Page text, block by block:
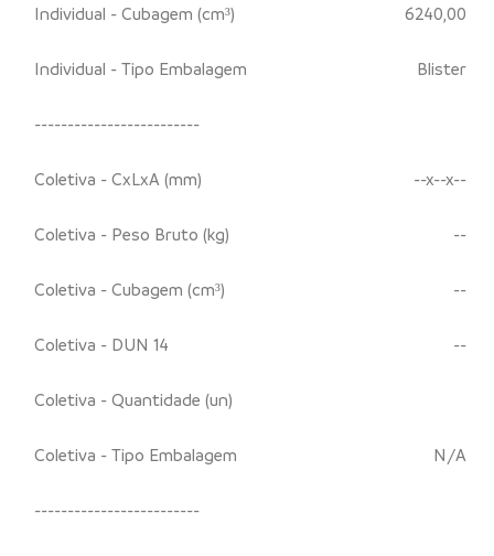
Individual - Cubagem (cm³) 6240,00
Individual - Tipo Embalagem Blister
-------------------------
Coletiva - CxLxA (mm) --x--x--
Coletiva - Peso Bruto (kg) --
Coletiva - Cubagem (cm³) --
Coletiva - DUN 14 --
Coletiva - Quantidade (un)
Coletiva - Tipo Embalagem N/A
-------------------------